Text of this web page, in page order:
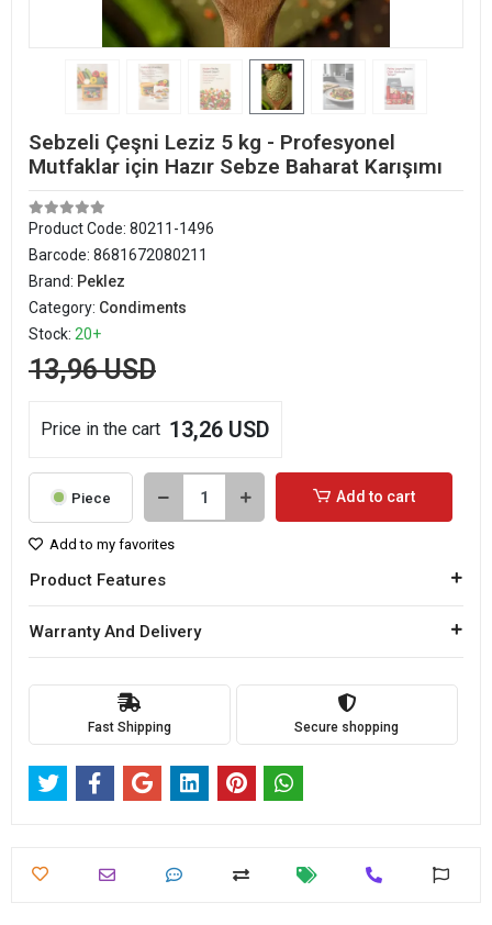
Sebzeli Çeşni Leziz 5 kg - Profesyonel
Mutfaklar için Hazır Sebze Baharat Karışımı
Product Code: 80211-1496
Barcode: 8681672080211
Brand: Peklez
Category: Condiments
Stock: 20+
13,96 USD
Price in the cart 13,26 USD
Piece Add to cart
Add to my favorites
Product Features
Warranty And Delivery
Fast Shipping Secure shopping